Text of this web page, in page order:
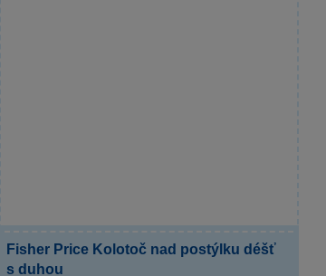
Fisher Price Kolotoč nad postýlku déšť
s duhou